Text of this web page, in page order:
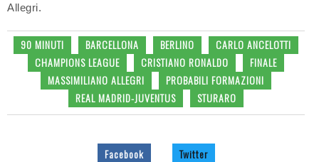
Allegri.
90 MINUTI BARCELLONA BERLINO
CARLO ANCELOTTI
CHAMPIONS LEAGUE
CRISTIANO RONALDO
FINALE
MASSIMILIANO ALLEGRI
PROBABILI FORMAZIONI
REAL MADRID-JUVENTUS
STURARO
Facebook Twitter